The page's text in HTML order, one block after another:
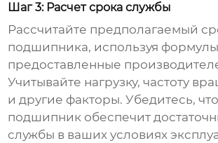
Шаг 3: Расчет срока службы
Рассчитайте предполагаемый
подшипника, используя
предоставленные
Учитывайте нагрузку, частоту
и другие факторы. Убедитесь,
подшипник обеспечит
службы в ваших условиях